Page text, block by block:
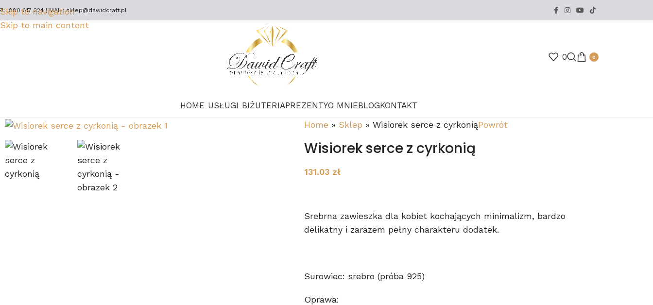
Skip to navigation
Skip to main content
880 617 224 | MAIL: sklep@dawidcraft.pl
0 0
HOME USŁUGI BIŻUTERIAPREZENTYO MNIEBLOGKONTAKT
Home » Sklep » Wisiorek serce z cyrkoniąPowrót
Wisiorek serce z cyrkonią
131.03 zł
Srebrna zawieszka dla kobiet kochających minimalizm, bardzo
delikatny i zarazem pełny charakteru dodatek.
Surowiec: srebro (próba 925)
Oprawa: